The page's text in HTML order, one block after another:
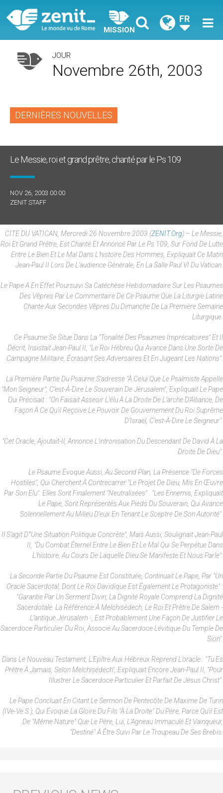
MISSION
FR
JOUR
Novembre 26th, 2003
DERNIÈRES NOUVELLES
Le Messie, roi et grand prêtre, chanté par le Ps 109
NOV 26, 2003 00:00
ZENIT STAFF
CITE DU VATICAN, Mercredi 26 Novembre 2003 (ZENIT.org) – Le Messie,
Roi Et Grand Prêtre, Est Chanté Et Annoncé Par Le Ps 109, Sur Fond De Lutte
Entre Le Bien Et Le Mal Dans L’histoire Des Hommes, Expliquait Ce Matin
Jean-Paul II Lors De L’audience Générale, En La Salle Paul VI Du Vatican.
Le Pape A En Effet Poursuivi Sa Catéchèse Hebdomadaire Sur Les Psaumes
Des Vêpres Par Le Commentaire De Ce Psaume Que La Liturgie Latine
Chante Aux Secondes Vêpres Du Dimanche De La Première Semaine
Liturgique.
Ce Psaume Se Situe Dans La "tonalité Des Psaumes Imprécatoires" Et Il
Décrit, Insistait Jean-Paul II, "le Roi Hébreu Qui Avance Dans Une Sorte De
Campagne Militaire, Écrasant Ses Adversaires Et En Jugeant Les Nations".
La Première Partie Du Psaume S’adresse "à Celui Que Le Psalmiste Appelle
"mon Seigneur", C’est-À-Dire Le Souverain De Jérusalem", Expliquait Le Pape
Qui Précisait : "on Faisait Asseoir L’élu À La Droite De L’arche D’Alliance, De
Façon À Ce Qu’il Reçoive Le Pouvoir De Gouvernement Du Roi Suprême
D’Israël, C’est-À-Dire Le Seigneur".
"Cet Oracle, Ajoutait-Il, Annonce L’intronisation Du Descendant De David À La
Droite De Dieu".
Le Psaume Évoque Aussi, Au Second Plan, La Présence "de Forces
Hostiles", Qui Cherchent À Contrecarrer "le Projet De Dieu, Mis En Œuvre
Par Son Elu". Elles Sont Finalement "neutralisées" : "les Ennemis, Expliquait
Le Pape, Sont Représentés Aux Pieds Du Souverain, Qui Avance
Solennellement Au Milieu D’eux En Tenant Le Sceptre De Son Autorité".
Il S’agit D’"une Situation Politique Concrète", Mais Aussi, Soulignait Jean-Paul
II, "du Combat Éternel Entre Le Bien Et Le Mal Qui Se Perpétue Dans
L’histoire, Au Cours De Laquelle Dieu Se Manifeste Et Nous Parle".
La Seconde Partie Du Psaume Est Constituée, Continuait Le Pape, Par "un
Oracle Sacerdotal, Dont Le Roi Davidique Est Également Le Protagoniste" :
"Garantie Par Un Serment Divin, La Dignité Royale Comprend La Dignité
Sacerdotale. La Référence À Melchisédech, Le Roi Et Prêtre De Salem -
L’antique Jérusalem -, Est Probablement Une Façon De Justifier Le
Sacerdoce Particulier Du Roi, Associé Au Sacerdoce Lévitique Du Temple De
Sion".
Dans Le Nouveau Testament, L’Epître Aux Hébreux Reprend L’oracle : "Tu Es
Prêtre À Jamais, Selon Melchisédech", Expliquait Encore Jean-Paul II, "pour
Illustrer Le Sacerdoce Particulier Et Parfait De Jésus Christ".
Le Pape Concluait En Citant Le Sermon De Pentecôte De Maxime De Turin
(IVe-Ve S.), Qui Évoque La Gloire Du Fils "à La Droite" Du Père, Parce Qu’il Est
De "même Nature" Que Le Père, Lui, L’Agneau Immaculé Et Vainqueur,
"destiné" À Être Suivi Par Le Troupeau De Ses Brebis.